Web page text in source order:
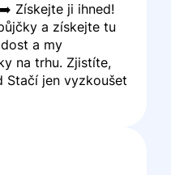
Získejte ji ihned!
a získejte tu
a my
na trhu. Zjistíte,
Stačí jen vyzkoušet